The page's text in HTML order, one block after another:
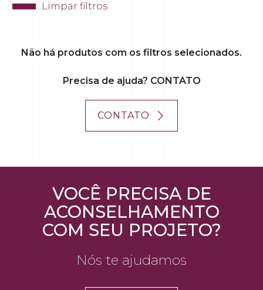
+ Limpar filtros
Não há produtos com os filtros selecionados.
Precisa de ajuda? CONTATO
CONTATO
VOCÊ PRECISA DE
ACONSELHAMENTO
COM SEU PROJETO?
Nós te ajudamos